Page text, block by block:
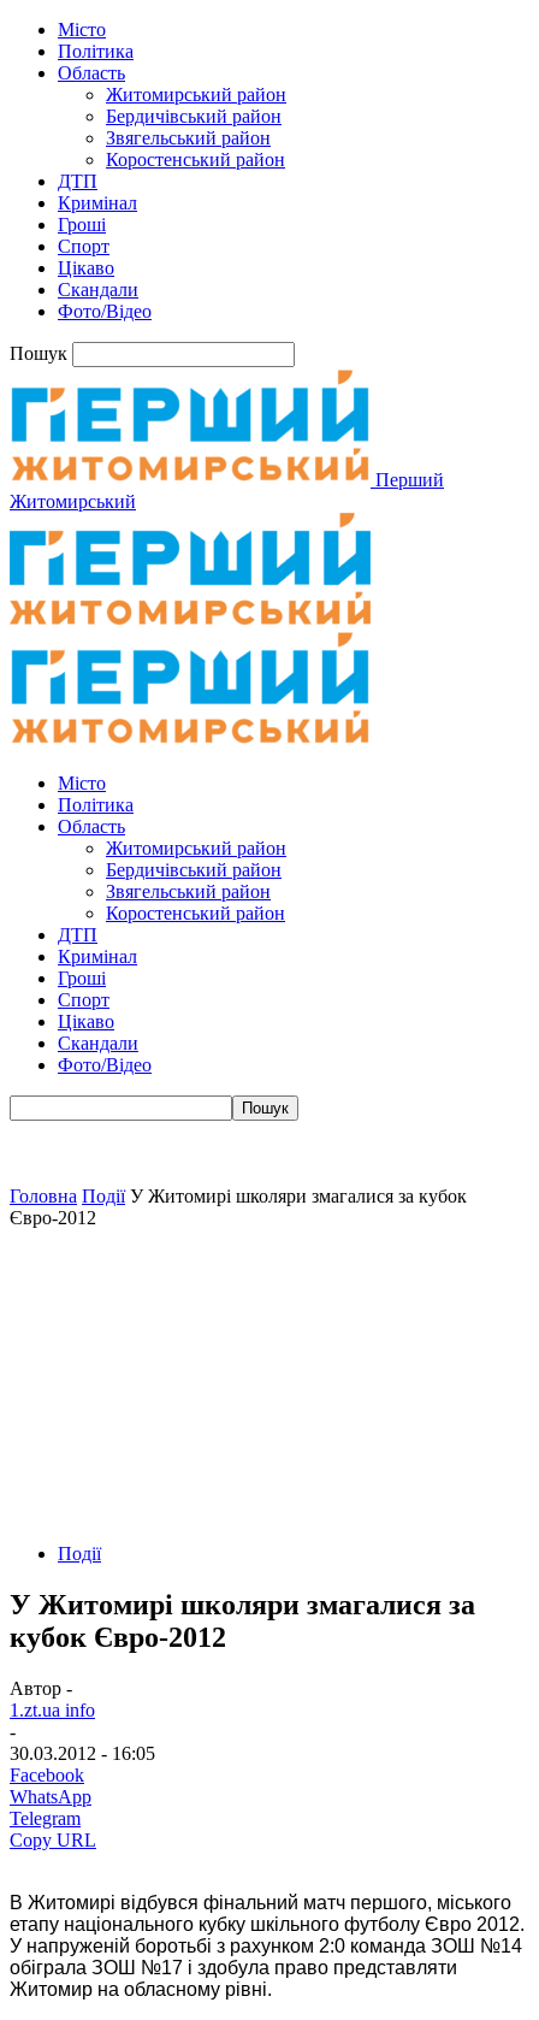
Місто
Політика
Область
Житомирський район
Бердичівський район
Звягельський район
Коростенський район
ДТП
Кримінал
Гроші
Спорт
Цікаво
Скандали
Фото/Відео
Пошук
Перший
Житомирський
Місто
Політика
Область
Житомирський район
Бердичівський район
Звягельський район
Коростенський район
ДТП
Кримінал
Гроші
Спорт
Цікаво
Скандали
Фото/Відео
Головна Події У Житомирі школяри змагалися за кубок
Євро-2012
Події
У Житомирі школяри змагалися за
кубок Євро-2012
Автор -
1.zt.ua info
-
30.03.2012 - 16:05
Facebook
WhatsApp
Telegram
Copy URL
В Житомирі відбувся фінальний матч першого, міського
етапу національного кубку шкільного футболу Євро 2012.
У напруженій боротьбі з рахунком 2:0 команда ЗОШ №14
обіграла ЗОШ №17 і здобула право представляти
Житомир на обласному рівні.